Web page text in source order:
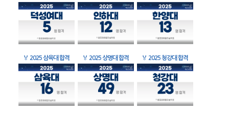
🏅 2025 삼육대 합격 🏅 2025 상명대 합격 🏅 2025 청강대 합격